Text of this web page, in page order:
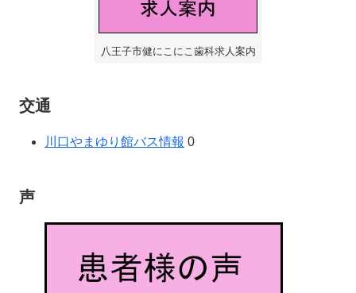
八王子市健にこにこ歯科求人案内
交通
川口やまゆり館バス情報 0
声